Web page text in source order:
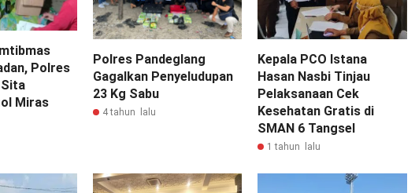
Polres
Miras
Polres Pandeglang
Gagalkan Penyeludupan
23 Kg Sabu
4 tahun lalu
Kepala PCO Istana
Hasan Nasbi Tinjau
Pelaksanaan Cek
Kesehatan Gratis di
SMAN 6 Tangsel
1 tahun lalu